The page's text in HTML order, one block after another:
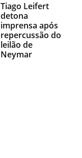
Tiago Leifert
detona
imprensa após
repercussão do
leilão de
Neymar